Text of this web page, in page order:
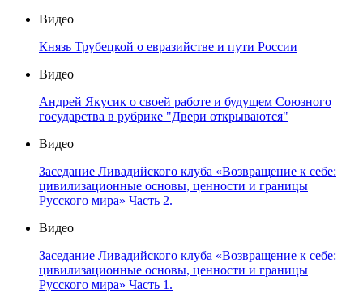
Видео
Князь Трубецкой о евразийстве и пути России
Видео
Андрей Якусик о своей работе и будущем Союзного
государства в рубрике "Двери открываются"
Видео
Заседание Ливадийского клуба «Возвращение к себе:
цивилизационные основы, ценности и границы
Русского мира» Часть 2.
Видео
Заседание Ливадийского клуба «Возвращение к себе:
цивилизационные основы, ценности и границы
Русского мира» Часть 1.